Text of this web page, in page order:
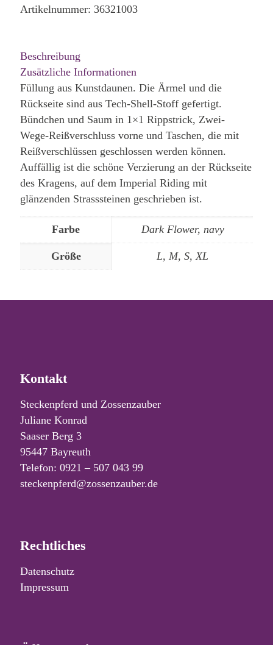
Artikelnummer: 36321003
Beschreibung
Zusätzliche Informationen
Füllung aus Kunstdaunen. Die Ärmel und die
Rückseite sind aus Tech-Shell-Stoff gefertigt.
Bündchen und Saum in 1×1 Rippstrick, Zwei-
Wege-Reißverschluss vorne und Taschen, die mit
Reißverschlüssen geschlossen werden können.
Auffällig ist die schöne Verzierung an der Rückseite
des Kragens, auf dem Imperial Riding mit
glänzenden Strasssteinen geschrieben ist.
Farbe Dark Flower, navy
Größe L, M, S, XL
Kontakt
Steckenpferd und Zossenzauber
Juliane Konrad
Saaser Berg 3
95447 Bayreuth
Telefon: 0921 – 507 043 99
steckenpferd@zossenzauber.de
Rechtliches
Datenschutz
Impressum